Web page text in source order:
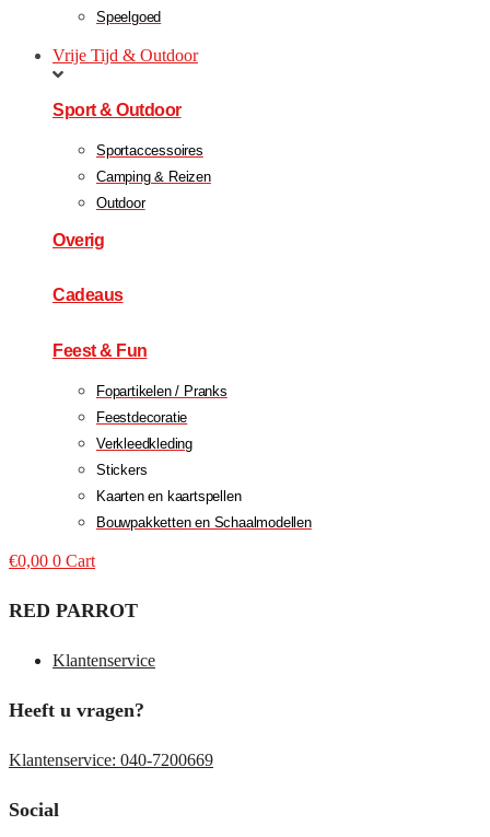
Speelgoed
Vrije Tijd & Outdoor
Sport & Outdoor
Sportaccessoires
Camping & Reizen
Outdoor
Overig
Cadeaus
Feest & Fun
Fopartikelen / Pranks
Feestdecoratie
Verkleedkleding
Stickers
Kaarten en kaartspellen
Bouwpakketten en Schaalmodellen
€0,00 0 Cart
RED PARROT
Klantenservice
Heeft u vragen?
Klantenservice: 040-7200669
Social